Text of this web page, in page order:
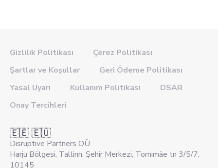
Gizlilik Politikası
Çerez Politikası
Şartlar ve Koşullar
Geri Ödeme Politikası
Yasal Uyarı
Kullanım Politikası
DSAR
Onay Tercihleri
🇪🇪 🇪🇺
Disruptive Partners OÜ
Harju Bölgesi, Tallinn, Şehir Merkezi, Tornimäe tn 3/5/7,
10145